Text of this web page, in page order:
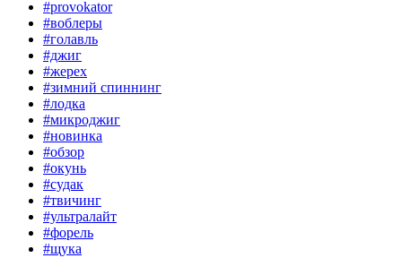
#provokator
#воблеры
#голавль
#джиг
#жерех
#зимний спиннинг
#лодка
#микроджиг
#новинка
#обзор
#окунь
#судак
#твичинг
#ультралайт
#форель
#щука